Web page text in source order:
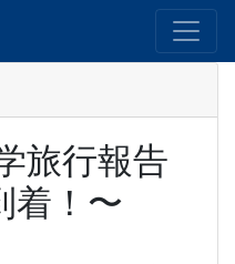
旅行報告
着！〜